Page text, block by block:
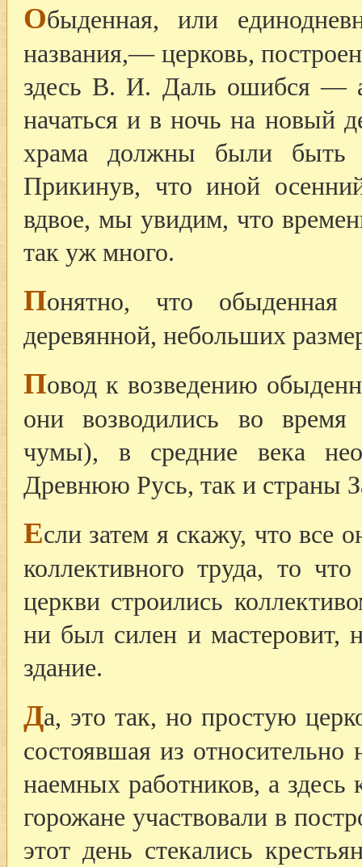
Обыденная, или
названия,— церковь,
здесь В. И. Даль ошибся —
начаться и в ночь на новый
храма должны были быть
Прикинув, что иной
вдвое, мы увидим, что
так уж много.
Понятно, что обыденная
деревянной, небольших
Повод к возведению
они возводились во
чумы), в средние века
Древнюю Русь, так и страны
Если затем я скажу, что все
коллективного труда, то
церкви строились
ни был силен и мастеровит,
здание.
Да, это так, но простую
состоявшая из относительно
наемных работников, а здесь
горожане участвовали в
этот день стекались